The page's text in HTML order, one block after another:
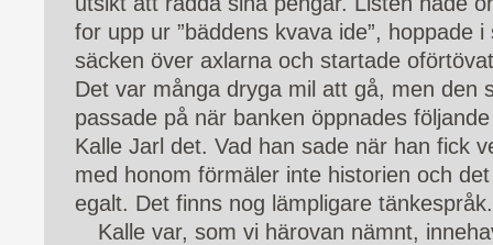
for upp ur ”bäddens kvava ide”, hoppade
säcken över axlarna och startade
Det var många dryga mil att gå, men den
passade på när banken öppnades
Kalle Jarl det. Vad han sade när han fick
med honom förmäler inte historien och
egalt. Det finns nog lämpligare tänkespråk.
Kalle var, som vi härovan nämnt,